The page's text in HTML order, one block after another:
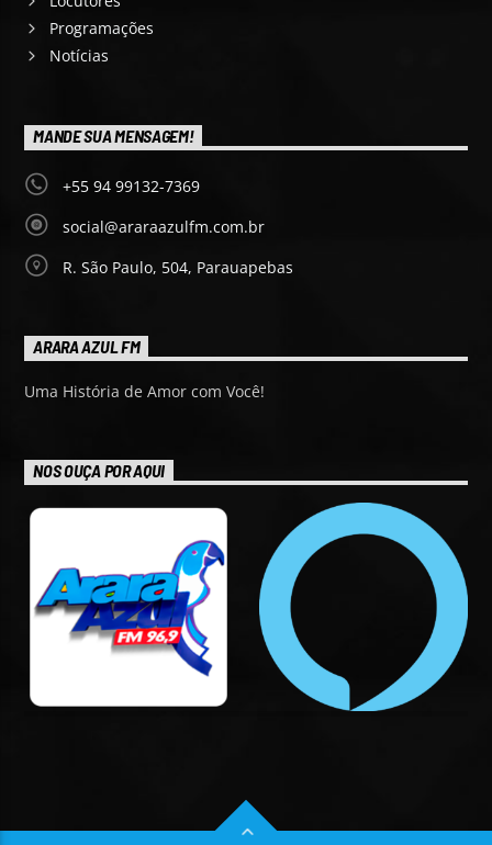
Programações
Notícias
MANDE SUA MENSAGEM!
+55 94 99132-7369
social@araraazulfm.com.br
R. São Paulo, 504, Parauapebas
ARARA AZUL FM
Uma História de Amor com Você!
NOS OUÇA POR AQUI